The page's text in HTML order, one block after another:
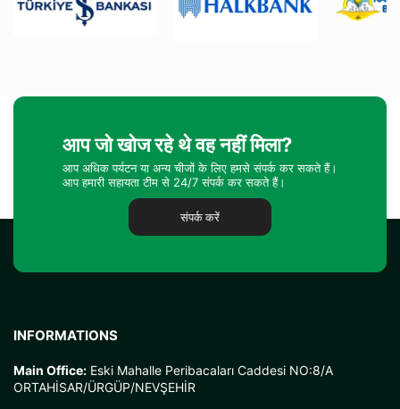
आप जो खोज रहे थे वह नहीं मिला?
आप अधिक पर्यटन या अन्य चीजों के लिए हमसे संपर्क कर सकते हैं।
आप हमारी सहायता टीम से 24/7 संपर्क कर सकते हैं।
संपर्क करें
INFORMATIONS
Main Office: Eski Mahalle Peribacaları Caddesi NO:8/A
ORTAHİSAR/ÜRGÜP/NEVŞEHİR